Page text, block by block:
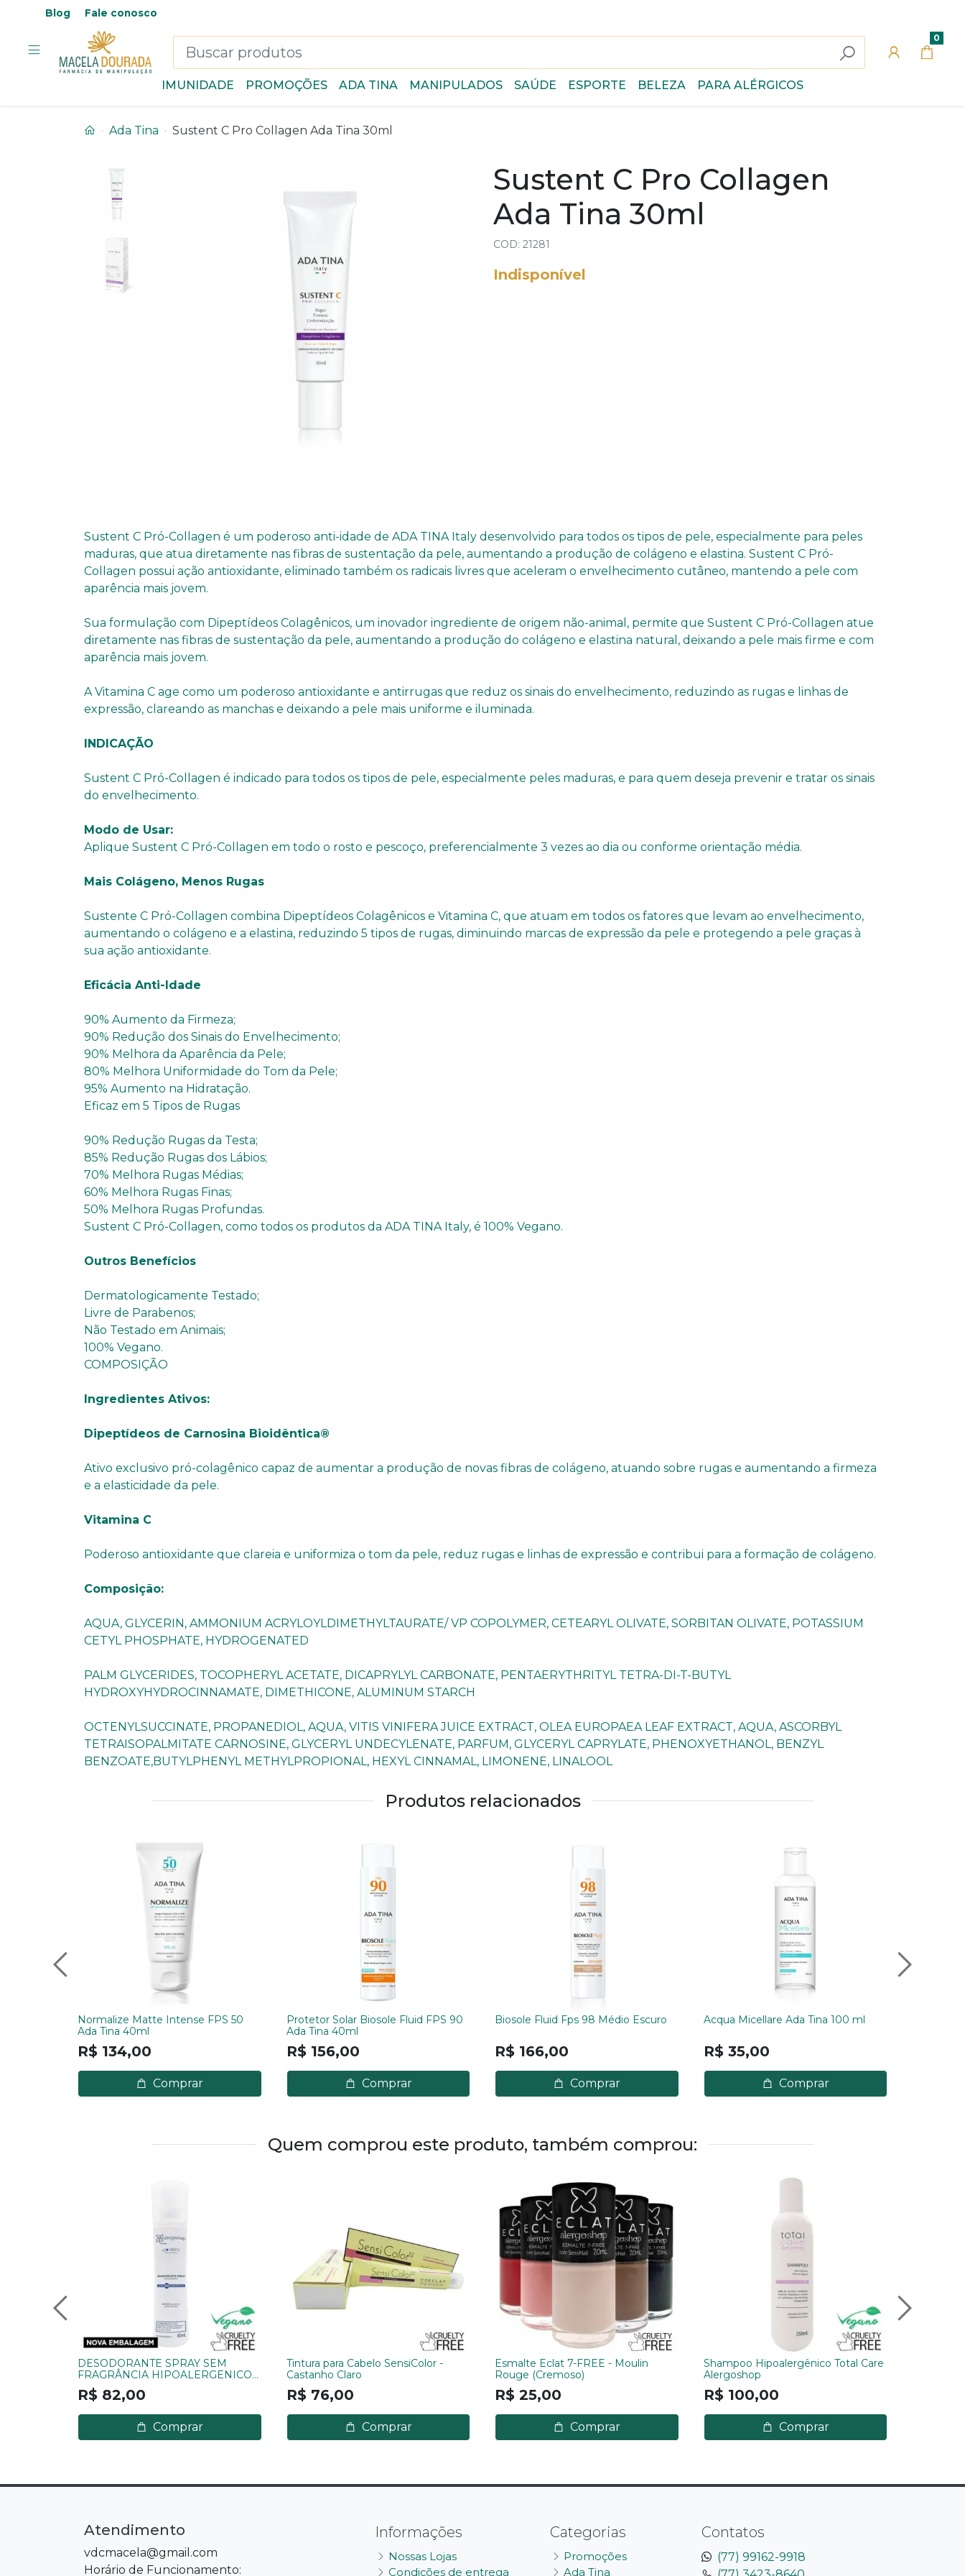
Blog Fale conosco
0
IMUNIDADE PROMOÇÕES ADA TINA MANIPULADOS SAÚDE ESPORTE BELEZA PARA ALÉRGICOS
Ada Tina Sustent C Pro Collagen Ada Tina 30ml
Sustent C Pro Collagen
Ada Tina 30ml
COD: 21281
Indisponível
Sustent C Pró-Collagen é um poderoso anti-idade de ADA TINA Italy desenvolvido para todos os tipos de pele, especialmente para peles
maduras, que atua diretamente nas fibras de sustentação da pele, aumentando a produção de colágeno e elastina. Sustent C Pró-
Collagen possui ação antioxidante, eliminado também os radicais livres que aceleram o envelhecimento cutâneo, mantendo a pele com
aparência mais jovem.
Sua formulação com Dipeptídeos Colagênicos, um inovador ingrediente de origem não-animal, permite que Sustent C Pró-Collagen atue
diretamente nas fibras de sustentação da pele, aumentando a produção do colágeno e elastina natural, deixando a pele mais firme e com
aparência mais jovem.
A Vitamina C age como um poderoso antioxidante e antirrugas que reduz os sinais do envelhecimento, reduzindo as rugas e linhas de
expressão, clareando as manchas e deixando a pele mais uniforme e iluminada.
INDICAÇÃO
Sustent C Pró-Collagen é indicado para todos os tipos de pele, especialmente peles maduras, e para quem deseja prevenir e tratar os sinais
do envelhecimento.
Modo de Usar:
Aplique Sustent C Pró-Collagen em todo o rosto e pescoço, preferencialmente 3 vezes ao dia ou conforme orientação média.
Mais Colágeno, Menos Rugas
Sustente C Pró-Collagen combina Dipeptídeos Colagênicos e Vitamina C, que atuam em todos os fatores que levam ao envelhecimento,
aumentando o colágeno e a elastina, reduzindo 5 tipos de rugas, diminuindo marcas de expressão da pele e protegendo a pele graças à
sua ação antioxidante.
Eficácia Anti-Idade
90% Aumento da Firmeza;
90% Redução dos Sinais do Envelhecimento;
90% Melhora da Aparência da Pele;
80% Melhora Uniformidade do Tom da Pele;
95% Aumento na Hidratação.
Eficaz em 5 Tipos de Rugas
90% Redução Rugas da Testa;
85% Redução Rugas dos Lábios;
70% Melhora Rugas Médias;
60% Melhora Rugas Finas;
50% Melhora Rugas Profundas.
Sustent C Pró-Collagen, como todos os produtos da ADA TINA Italy, é 100% Vegano.
Outros Benefícios
Dermatologicamente Testado;
Livre de Parabenos;
Não Testado em Animais;
100% Vegano.
COMPOSIÇÃO
Ingredientes Ativos:
Dipeptídeos de Carnosina Bioidêntica®
Ativo exclusivo pró-colagênico capaz de aumentar a produção de novas fibras de colágeno, atuando sobre rugas e aumentando a firmeza
e a elasticidade da pele.
Vitamina C
Poderoso antioxidante que clareia e uniformiza o tom da pele, reduz rugas e linhas de expressão e contribui para a formação de colágeno.
Composição:
AQUA, GLYCERIN, AMMONIUM ACRYLOYLDIMETHYLTAURATE/ VP COPOLYMER, CETEARYL OLIVATE, SORBITAN OLIVATE, POTASSIUM
CETYL PHOSPHATE, HYDROGENATED
PALM GLYCERIDES, TOCOPHERYL ACETATE, DICAPRYLYL CARBONATE, PENTAERYTHRITYL TETRA-DI-T-BUTYL
HYDROXYHYDROCINNAMATE, DIMETHICONE, ALUMINUM STARCH
OCTENYLSUCCINATE, PROPANEDIOL, AQUA, VITIS VINIFERA JUICE EXTRACT, OLEA EUROPAEA LEAF EXTRACT, AQUA, ASCORBYL
TETRAISOPALMITATE CARNOSINE, GLYCERYL UNDECYLENATE, PARFUM, GLYCERYL CAPRYLATE, PHENOXYETHANOL, BENZYL
BENZOATE,BUTYLPHENYL METHYLPROPIONAL, HEXYL CINNAMAL, LIMONENE, LINALOOL
Produtos relacionados
Normalize Matte Intense FPS 50
Ada Tina 40ml
R$ 134,00
Comprar
Protetor Solar Biosole Fluid FPS 90
Ada Tina 40ml
R$ 156,00
Comprar
Biosole Fluid Fps 98 Médio Escuro
R$ 166,00
Comprar
Acqua Micellare Ada Tina 100 ml
R$ 35,00
Comprar
Quem comprou este produto, também comprou:
DESODORANTE SPRAY SEM
FRAGRÂNCIA HIPOALERGENICO
ALERGOSHOP
R$ 82,00
Comprar
Tintura para Cabelo SensiColor -
Castanho Claro
R$ 76,00
Comprar
Esmalte Eclat 7-FREE - Moulin
Rouge (Cremoso)
R$ 25,00
Comprar
Shampoo Hipoalergênico Total Care
Alergoshop
R$ 100,00
Comprar
Contatos
(77) 99162-9918
Informações
Nossas Lojas
Condições de entrega
Categorias
Promoções
Ada Tina
Atendimento
vdcmacela@gmail.com
Horário de Funcionamento: